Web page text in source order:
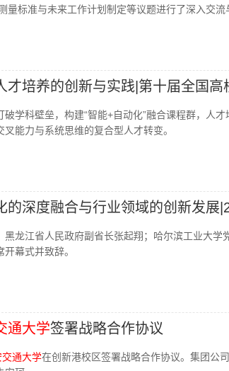
量标准与未来工作计划制定等议题进行了深入交流
才培养的创新与实践|第十届全国高
学科壁垒，构建“智能+自动化”融合课程群，人
能力与系统思维的复合型人才转变。
的深度融合与行业领域的创新发展
黑龙江省人民政府副省长张起翔；哈尔滨工业大学
幕式并致辞。
通大学签署战略合作协议
交通大学在创新港校区签署战略合作协议。集团公